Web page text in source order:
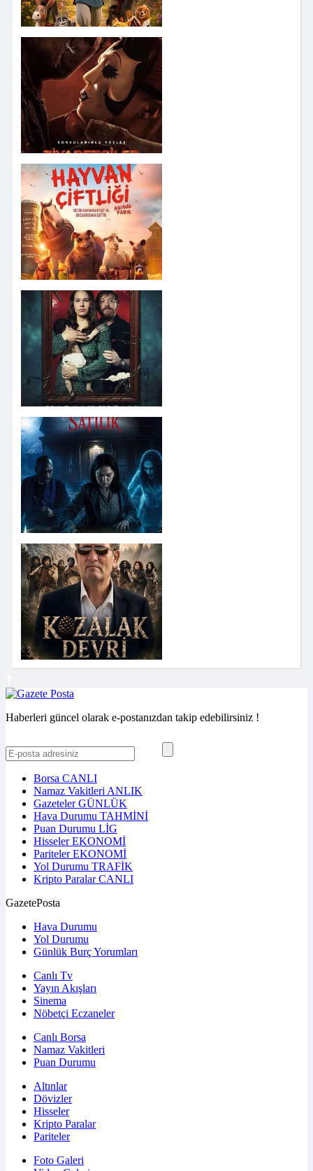
Haberleri güncel olarak e-postanızdan takip edebilirsiniz !
Borsa CANLI
Namaz Vakitleri ANLIK
GazetelerGÜNLÜK
Hava Durumu TAHMİNİ
Puan Durumu LİG
HisselerEKONOMİ
ParitelerEKONOMİ
Yol Durumu TRAFİK
Kripto ParalarCANLI
GazetePosta
Hava Durumu
Yol Durumu
Günlük Burç Yorumları
Canlı Tv
Yayın Akışları
Sinema
Nöbetçi Eczaneler
Canlı Borsa
Namaz Vakitleri
Puan Durumu
Altınlar
Dövizler
Hisseler
Kripto Paralar
Pariteler
Foto Galeri